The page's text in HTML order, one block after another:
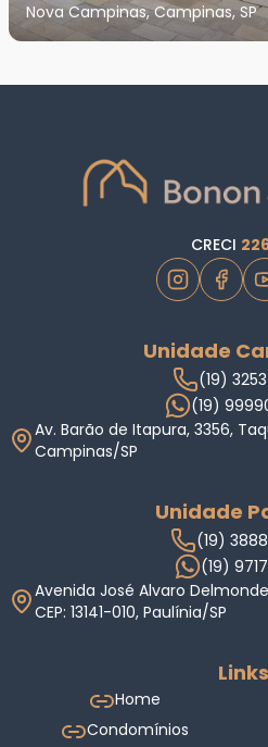
Nova Campinas, Campinas, SP
CRECI
Unidade
(19)
(19)
Av. Barão de Itapura, 3356,
Campinas/SP
Unidade
(19)
(19)
Avenida José Alvaro
CEP: 13141-010, Paulínia/SP
Links
Home
Condomínios